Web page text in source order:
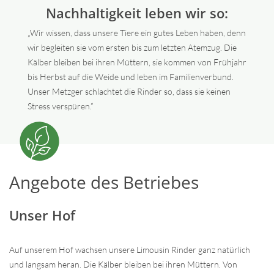
Nachhaltigkeit leben wir so:
„Wir wissen, dass unsere Tiere ein gutes Leben haben, denn
wir begleiten sie vom ersten bis zum letzten Atemzug. Die
Kälber bleiben bei ihren Müttern, sie kommen von Frühjahr
bis Herbst auf die Weide und leben im Familienverbund.
Unser Metzger schlachtet die Rinder so, dass sie keinen
Stress verspüren.”
Angebote des Betriebes
Unser Hof
Auf unserem Hof wachsen unsere Limousin Rinder ganz natürlich
und langsam heran. Die Kälber bleiben bei ihren Müttern. Von